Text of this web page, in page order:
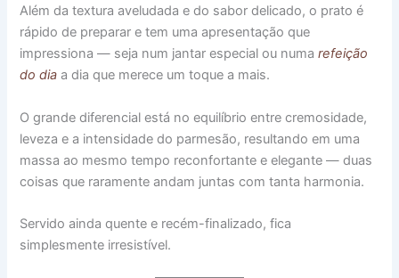
Além da textura aveludada e do sabor delicado, o prato é
rápido de preparar e tem uma apresentação que
impressiona — seja num jantar especial ou numarefeição
do dia a dia que merece um toque a mais.
O grande diferencial está no equilíbrio entre cremosidade,
leveza e a intensidade do parmesão, resultando em uma
massa ao mesmo tempo reconfortante e elegante — duas
coisas que raramente andam juntas com tanta harmonia.
Servido ainda quente e recém-finalizado, fica
simplesmente irresistível.